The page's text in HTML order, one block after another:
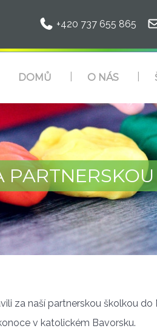
+420 737 655 865
DOMŮ O NÁS
za naší partnerskou školkou do
v katolickém Bavorsku.